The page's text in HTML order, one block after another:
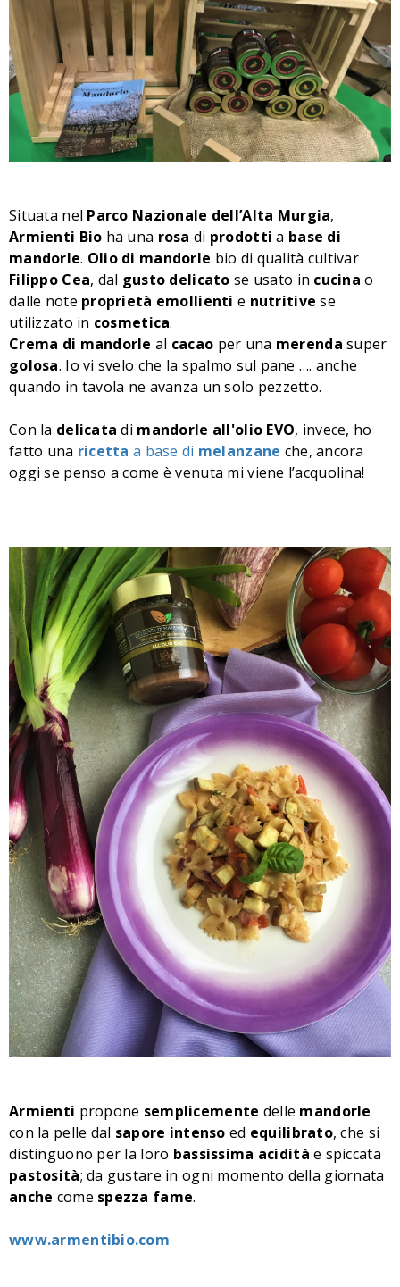
Situata nel Parco Nazionale dell’Alta Murgia,
Armienti Bio ha una rosa di prodotti a base di
mandorle. Olio di mandorle bio di qualità cultivar
Filippo Cea, dal gusto delicato se usato in cucina o
dalle note proprietà emollienti e nutritive se
utilizzato in cosmetica.
Crema di mandorle al cacao per una merenda super
golosa. Io vi svelo che la spalmo sul pane …. anche
quando in tavola ne avanza un solo pezzetto.
Con la delicata di mandorle all'olio EVO, invece, ho
fatto una ricetta a base di melanzane che, ancora
oggi se penso a come è venuta mi viene l’acquolina!
Armienti propone semplicemente delle mandorle
con la pelle dal sapore intenso ed equilibrato, che si
distinguono per la loro bassissima acidità e spiccata
pastosità; da gustare in ogni momento della giornata
anche come spezza fame.
www.armentibio.com